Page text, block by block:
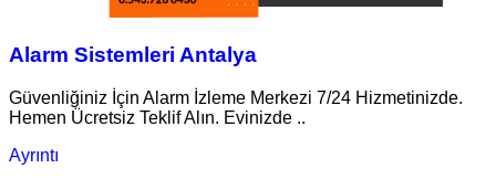
Alarm Sistemleri Antalya
Güvenliğiniz İçin Alarm İzleme Merkezi 7/24 Hizmetinizde.
Hemen Ücretsiz Teklif Alın. Evinizde ..
Ayrıntı